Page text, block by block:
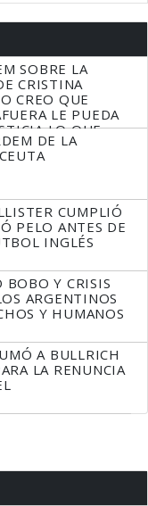
SOBRE LA
CRISTINA
CREO QUE
LE PUEDA
LO QUE
DE LA
CUMPLIÓ
PELO ANTES DE
INGLÉS
BOBO Y CRISIS
ARGENTINOS
Y HUMANOS
A BULLRICH
LA RENUNCIA